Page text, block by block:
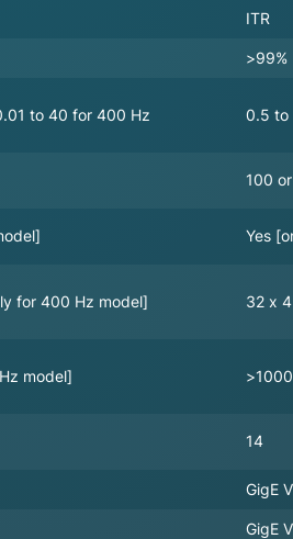
ITR
>99%
to 40 for 400 Hz 0.5 to
100
Yes
for 400 Hz model] 32 x
model]
14
GigE
GigE